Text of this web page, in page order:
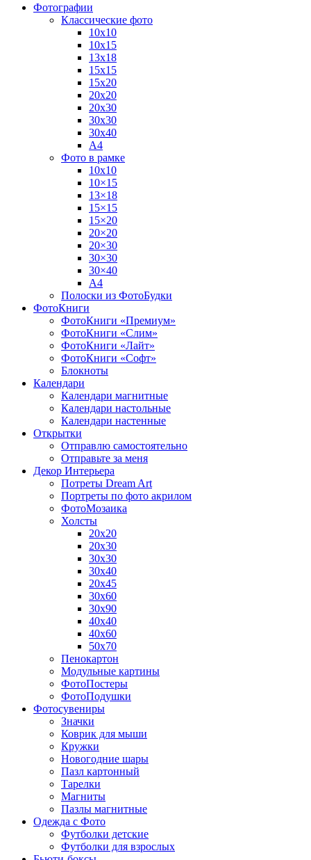
Фотографии
Классические фото
10х10
10х15
13х18
15х15
15х20
20х20
20х30
30х30
30х40
А4
Фото в рамке
10х10
10×15
13×18
15×15
15×20
20×20
20×30
30×30
30×40
A4
Полоски из ФотоБудки
ФотоКниги
ФотоКниги «Премиум»
ФотоКниги «Слим»
ФотоКниги «Лайт»
ФотоКниги «Софт»
Блокноты
Календари
Календари магнитные
Календари настольные
Календари настенные
Открытки
Отправлю самостоятельно
Отправьте за меня
Декор Интерьера
Потреты Dream Art
Портреты по фото акрилом
ФотоМозаика
Холсты
20х20
20х30
30х30
30х40
20х45
30х60
30х90
40х40
40х60
50х70
Пенокартон
Модульные картины
ФотоПостеры
ФотоПодушки
Фотоcувениры
Значки
Коврик для мыши
Кружки
Новогодние шары
Пазл картонный
Тарелки
Магниты
Пазлы магнитные
Одежда с Фото
Футболки детские
Футболки для взрослых